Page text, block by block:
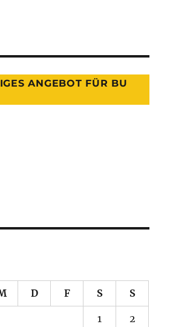
ANGEBOT FÜR BU
D F S S
1 2